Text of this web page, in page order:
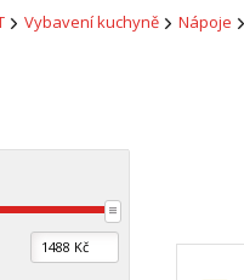
Vybavení kuchyně Nápoje